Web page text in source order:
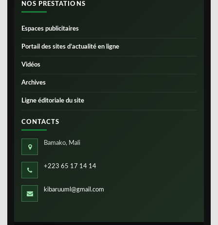
NOS PRESTATIONS
Espaces publicitaires
Portail des sites d’actualité en ligne
Vidéos
Archives
Ligne éditoriale du site
CONTACTS
Bamako, Mali
+223 65 17 14 14
kibaruuml@gmail.com